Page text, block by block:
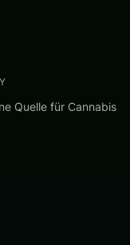
Quelle für Cannabis